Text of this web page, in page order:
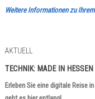
Weitere Informationen zu
AKTUELL
TECHNIK: MADE IN HESSEN
Erleben Sie eine digitale Reise